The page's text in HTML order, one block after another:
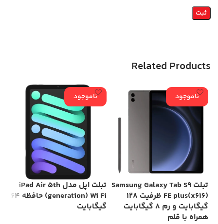
Related Products
ناموجود
تبلت Samsung Galaxy Tab S9
FE plus(x616) ظرفیت 128
گیگابایت و رم 8 گیگابایت
همراه با قلم
ناموجود
تبلت اپل مدل iPad Air 5th
generation) Wi Fi) حافظه 64
گیگابایت